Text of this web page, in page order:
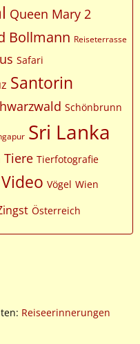
Queen Mary 2
Bollmann Reiseterrasse
Safari
Santorin
Schönbrunn
Sri Lanka
Tiere Tierfotografie
Video Vögel Wien
Österreich
Reiseerinnerungen